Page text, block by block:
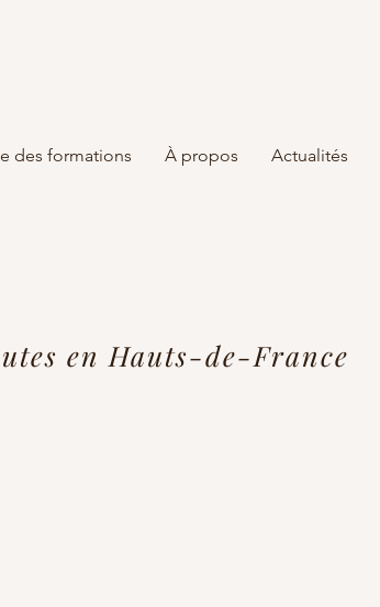
des formations À propos Actualités
en Hauts-de-France